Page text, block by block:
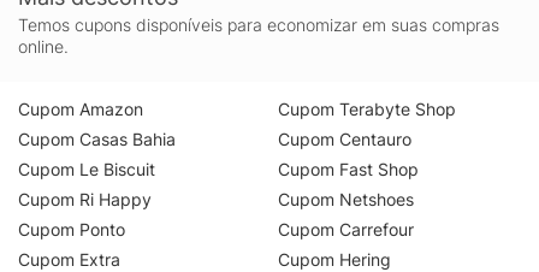
Temos cupons disponíveis para economizar em suas compras
online.
Cupom Amazon
Cupom Casas Bahia
Cupom Le Biscuit
Cupom Ri Happy
Cupom Ponto
Cupom Extra
Cupom Terabyte Shop
Cupom Centauro
Cupom Fast Shop
Cupom Netshoes
Cupom Carrefour
Cupom Hering